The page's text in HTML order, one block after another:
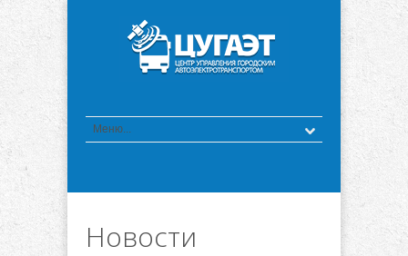
Новости